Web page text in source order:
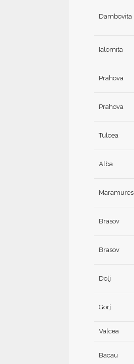
Dambovita
Ialomita
Prahova
Prahova
Tulcea
Alba
Maramures
Brasov
Brasov
Dolj
Gorj
Valcea
Bacau